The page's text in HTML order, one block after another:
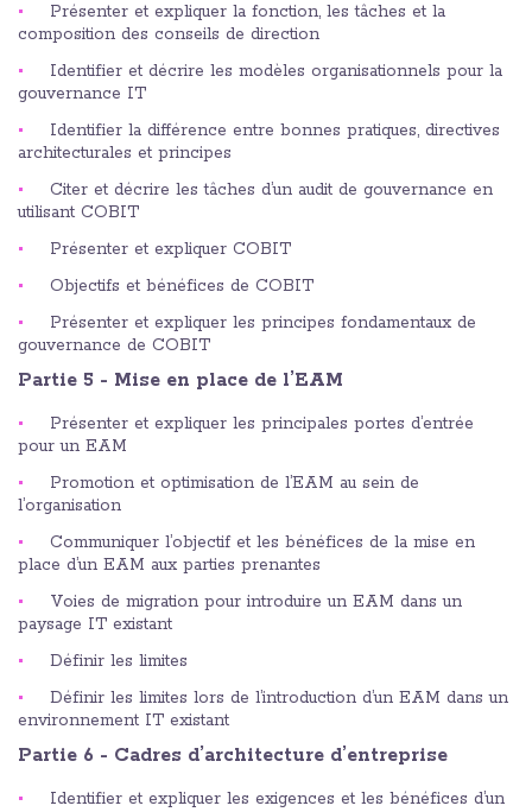
Présenter et expliquer la fonction, les tâches et la
composition des conseils de direction
Identifier et décrire les modèles organisationnels pour la
gouvernance IT
Identifier la différence entre bonnes pratiques, directives
architecturales et principes
Citer et décrire les tâches d’un audit de gouvernance en
utilisant COBIT
Présenter et expliquer COBIT
Objectifs et bénéfices de COBIT
Présenter et expliquer les principes fondamentaux de
gouvernance de COBIT
Partie 5 - Mise en place de l’EAM
Présenter et expliquer les principales portes d’entrée
pour un EAM
Promotion et optimisation de l’EAM au sein de
l’organisation
Communiquer l’objectif et les bénéfices de la mise en
place d’un EAM aux parties prenantes
Voies de migration pour introduire un EAM dans un
paysage IT existant
Définir les limites
Définir les limites lors de l’introduction d’un EAM dans un
environnement IT existant
Partie 6 - Cadres d’architecture d’entreprise
Identifier et expliquer les exigences et les bénéfices d’un